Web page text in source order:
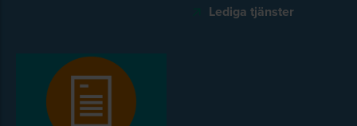
Lediga tjänster